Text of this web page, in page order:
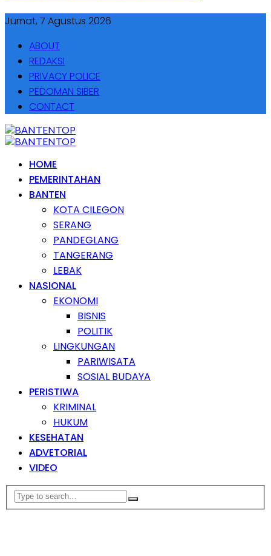
Jumat, 7 Agustus 2026
ABOUT
REDAKSI
PRIVACY POLICE
PEDOMAN SIBER
CONTACT
HOME
PEMERINTAHAN
BANTEN
KOTA CILEGON
SERANG
PANDEGLANG
TANGERANG
LEBAK
NASIONAL
EKONOMI
BISNIS
POLITIK
LINGKUNGAN
PARIWISATA
SOSIAL BUDAYA
PERISTIWA
KRIMINAL
HUKUM
KESEHATAN
ADVETORIAL
VIDEO